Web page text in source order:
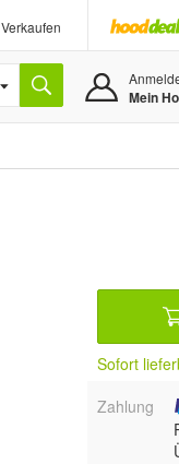
Verkaufen
Mein
Sofort
Zahlung